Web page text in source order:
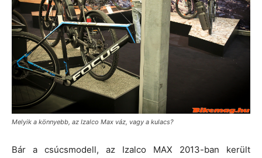
Melyik a könnyebb, az Izalco Max váz, vagy a kulacs?
Bár a csúcsmodell, az Izalco MAX 2013-ban került